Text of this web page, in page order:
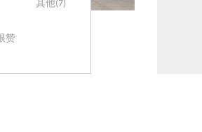
其他(7)
赞